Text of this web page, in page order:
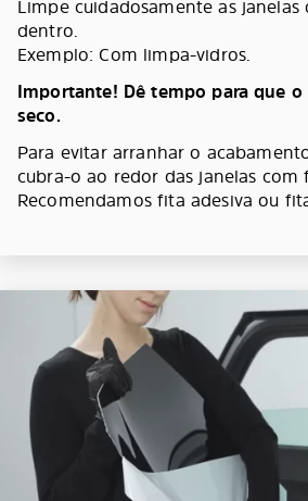
Limpe cuidadosamente as
dentro.
Exemplo: Com limpa-vidros.
Importante! Dê tempo para que
seco.
Para evitar arranhar o
cubra-o ao redor das janelas com
Recomendamos fita adesiva ou